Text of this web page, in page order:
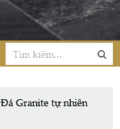
Đá Granite tự nhiên